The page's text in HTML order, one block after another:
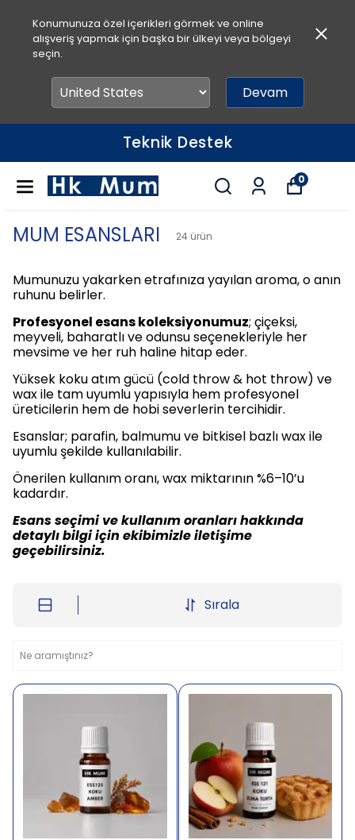
Konumunuza özel içerikleri görmek ve online
alışveriş yapmak için başka bir ülkeyi veya bölgeyi
seçin.
Devam
Teknik Destek
0
MUM ESANSLARI 24 ürün
Mumunuzu yakarken etrafınıza yayılan aroma, o anın
ruhunu belirler.
Profesyonel esans koleksiyonumuz; çiçeksi,
meyveli, baharatlı ve odunsu seçenekleriyle her
mevsime ve her ruh haline hitap eder.
Yüksek koku atım gücü (cold throw & hot throw) ve
wax ile tam uyumlu yapısıyla hem profesyonel
üreticilerin hem de hobi severlerin tercihidir.
Esanslar; parafin, balmumu ve bitkisel bazlı wax ile
uyumlu şekilde kullanılabilir.
Önerilen kullanım oranı, wax miktarının %6–10’u
kadardır.
Esans seçimi ve kullanım oranları hakkında
detaylı bilgi için ekibimizle iletişime
geçebilirsiniz.
Sırala